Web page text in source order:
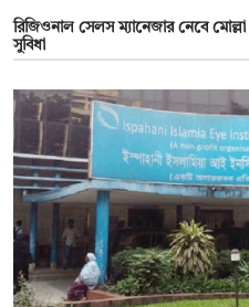
রিজিওনাল সেলস ম্যানেজার নেবে মোল্লা
সুবিধা